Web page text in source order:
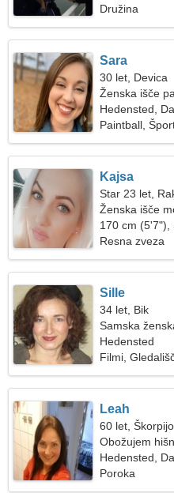
Družina
Sara
30 let, Devica
Ženska išče
Hedensted,
Paintball,
Kajsa
Star 23 let,
Ženska išče
170 cm (5'7"),
Resna zveza
Sille
34 let, Bik
Samska
Hedensted
Filmi,
Leah
60 let,
Obožujem
Hedensted,
Poroka